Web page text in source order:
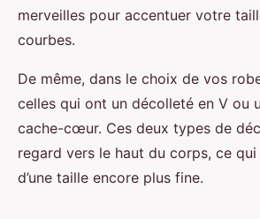
merveilles pour accentuer votre
courbes.
De même, dans le choix de vos
celles qui ont un décolleté en V ou
cache-cœur. Ces deux types de
regard vers le haut du corps, ce
d’une taille encore plus fine.